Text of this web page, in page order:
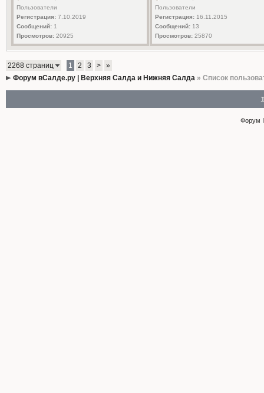
Пользователи
Регистрация:7.10.2019
Сообщений:1
Просмотров:20925
Пользователи
Регистрация:16.11.2015
Сообщений:13
Просмотров:25870
2268 страниц 1 2 3 >
»
Форум вСалде.ру | Верхняя Салда и Нижняя Салда» Список
Форум